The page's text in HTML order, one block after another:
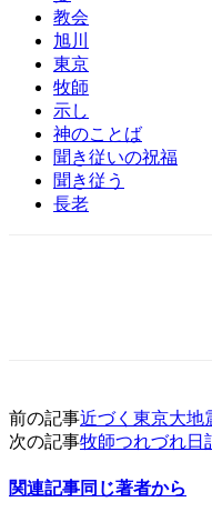
教会
旭川
東京
牧師
示し
神のことば
聞き従いの祝福
聞き従う
長老
前の記事近づく東京大地
次の記事牧師つれづれ日
関連記事同じ著者から